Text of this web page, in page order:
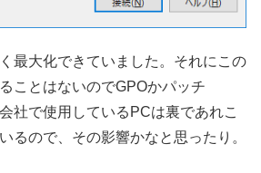
最大化できていました。それにこの
ことはないのでGPOかパッチ
社で使用しているPCは裏であれこ
るので、その影響かなと思ったり。